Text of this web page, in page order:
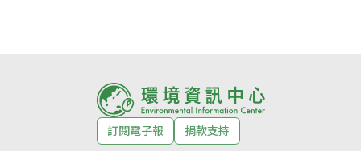
訂閱電子報
捐款支持